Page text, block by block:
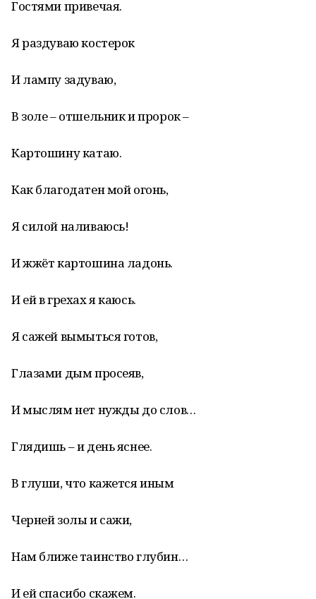
Гостями привечая.
Я раздуваю костерок
И лампу задуваю,
В золе – отшельник и пророк –
Картошину катаю.
Как благодатен мой огонь,
Я силой наливаюсь!
И жжёт картошина ладонь.
И ей в грехах я каюсь.
Я сажей вымыться готов,
Глазами дым просеяв,
И мыслям нет нужды до слов…
Глядишь – и день яснее.
В глуши, что кажется иным
Черней золы и сажи,
Нам ближе таинство глубин…
И ей спасибо скажем.